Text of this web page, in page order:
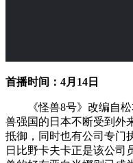
首播时间：4月14日
《怪兽8号》改编自松
兽强国的日本不断受到外
抵御，同时也有公司专门
日比野卡夫卡正是该公司